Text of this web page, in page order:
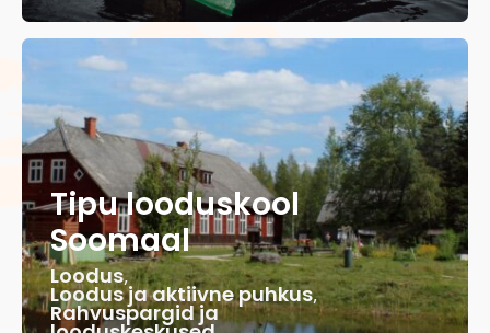
Tipu looduskool
Soomaal
Loodus,
Loodus ja aktiivne puhkus,
Rahvuspargid ja